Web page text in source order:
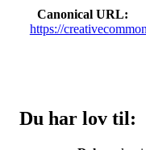
Canonical URL
https://
Du har lov til: